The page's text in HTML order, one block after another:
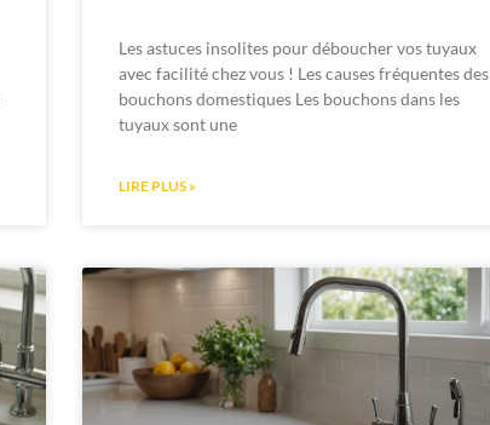
Les astuces insolites pour déboucher vos tuyaux
avec facilité chez vous ! Les causes fréquentes des
bouchons domestiques Les bouchons dans les
tuyaux sont une
LIRE PLUS »